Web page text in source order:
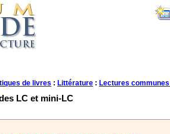
de livres : Littérature : Lectures
LC et mini-LC